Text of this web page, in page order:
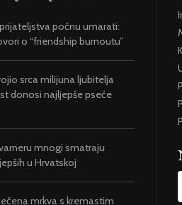
počnu umarati:
o “friendship burnoutu”
srca milijuna ljubitelja
donosi najljepše pseće
mnogi smatraju
u Hrvatskoj
mrkva s kremastim